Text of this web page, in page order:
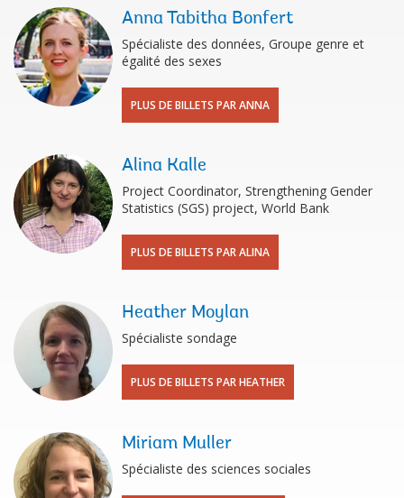
Anna Tabitha Bonfert
Spécialiste des données, Groupe genre et
égalité des sexes
PLUS DE BILLETS PAR ANNA
Alina Kalle
Project Coordinator, Strengthening Gender
Statistics (SGS) project, World Bank
PLUS DE BILLETS PAR ALINA
Heather Moylan
Spécialiste sondage
PLUS DE BILLETS PAR HEATHER
Miriam Muller
Spécialiste des sciences sociales